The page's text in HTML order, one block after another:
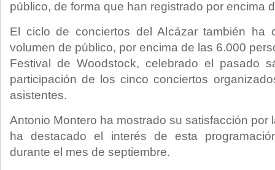
público, de forma que han registrado por encima
El ciclo de conciertos del Alcázar también ha
volumen de público, por encima de las 6.000
Festival de Woodstock, celebrado el pasado
participación de los cinco conciertos
asistentes.
Antonio Montero ha mostrado su satisfacción por
ha destacado el interés de esta
durante el mes de septiembre.